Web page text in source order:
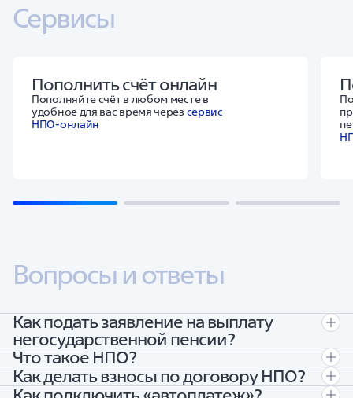
Сервисы
Пополнить счёт онлайн
Пополняйте счёт в любом месте в
удобное для вас время через сервис
НПО-онлайн
Вопросы и ответы
Как подать заявление на выплату
негосударственной пенсии?
Оформить заявление о выплате негосударственной пенсии
вы можете:
Что такое НПО?
Негосударственное пенсионное обеспечение (НПО) — это
Как делать взносы по договору НПО?